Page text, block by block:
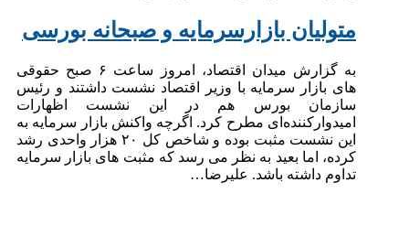
متولیان بازارسرمایه و صبحانه بورسی
به گزارش میدان اقتصاد، امروز ساعت ۶ صبح حقوقی
های بازار سرمایه با وزیر اقتصاد نشست داشتند و رئیس
سازمان بورس هم در این نشست اظهارات
امیدوارکننده‌ای مطرح کرد. اگرچه واکنش بازار سرمایه به
این نشست مثبت بوده و شاخص کل ۲۰ هزار واحدی رشد
کرده، اما بعید به نظر می رسد که مثبت های بازار سرمایه
تداوم داشته باشد. علیرضا…